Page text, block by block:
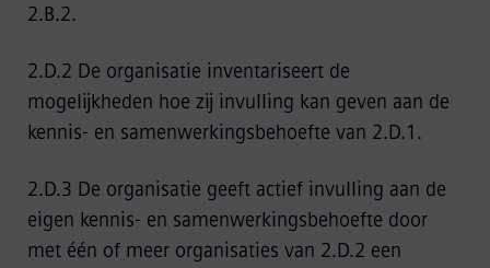
2.B.2.
2.D.2 De organisatie inventariseert de
mogelijkheden hoe zij invulling kan geven aan de
kennis- en samenwerkingsbehoefte van 2.D.1.
2.D.3 De organisatie geeft actief invulling aan de
eigen kennis- en samenwerkingsbehoefte door
met één of meer organisaties van 2.D.2 een